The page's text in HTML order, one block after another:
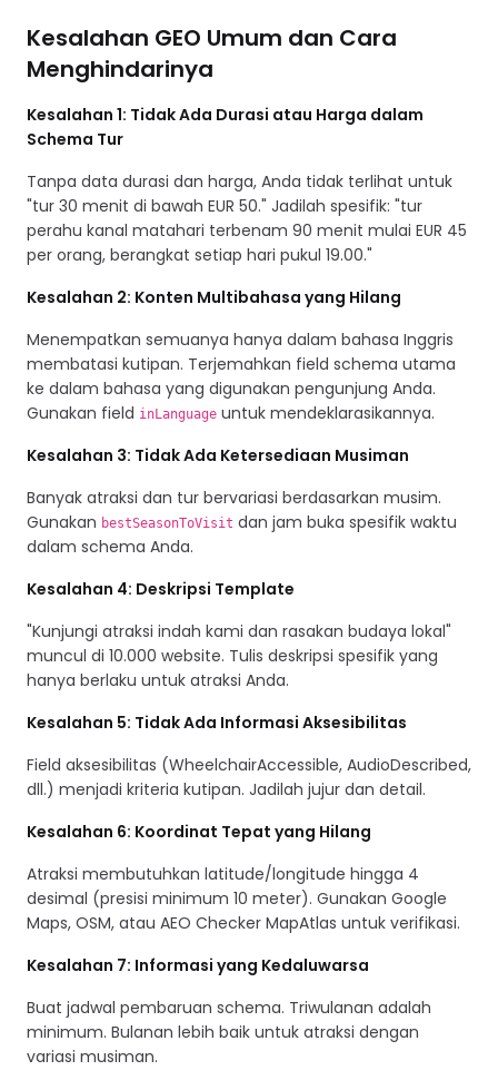
Kesalahan GEO Umum dan Cara
Menghindarinya
Kesalahan 1: Tidak Ada Durasi atau Harga dalam
Schema Tur
Tanpa data durasi dan harga, Anda tidak terlihat untuk
"tur 30 menit di bawah EUR 50." Jadilah spesifik: "tur
perahu kanal matahari terbenam 90 menit mulai EUR 45
per orang, berangkat setiap hari pukul 19.00."
Kesalahan 2: Konten Multibahasa yang Hilang
Menempatkan semuanya hanya dalam bahasa Inggris
membatasi kutipan. Terjemahkan field schema utama
ke dalam bahasa yang digunakan pengunjung Anda.
Gunakan field inLanguage untuk mendeklarasikannya.
Kesalahan 3: Tidak Ada Ketersediaan Musiman
Banyak atraksi dan tur bervariasi berdasarkan musim.
Gunakan bestSeasonToVisit dan jam buka spesifik waktu
dalam schema Anda.
Kesalahan 4: Deskripsi Template
"Kunjungi atraksi indah kami dan rasakan budaya lokal"
muncul di 10.000 website. Tulis deskripsi spesifik yang
hanya berlaku untuk atraksi Anda.
Kesalahan 5: Tidak Ada Informasi Aksesibilitas
Field aksesibilitas (WheelchairAccessible, AudioDescribed,
dll.) menjadi kriteria kutipan. Jadilah jujur dan detail.
Kesalahan 6: Koordinat Tepat yang Hilang
Atraksi membutuhkan latitude/longitude hingga 4
desimal (presisi minimum 10 meter). Gunakan Google
Maps, OSM, atau AEO Checker MapAtlas untuk verifikasi.
Kesalahan 7: Informasi yang Kedaluwarsa
Buat jadwal pembaruan schema. Triwulanan adalah
minimum. Bulanan lebih baik untuk atraksi dengan
variasi musiman.